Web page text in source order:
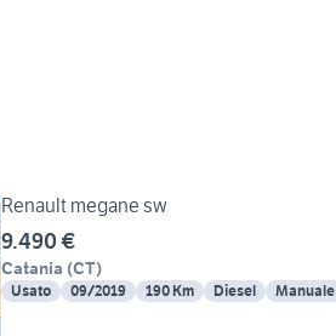
Renault megane sw
9.490 €
Catania (CT)
Usato 09/2019 190 Km Diesel Manuale